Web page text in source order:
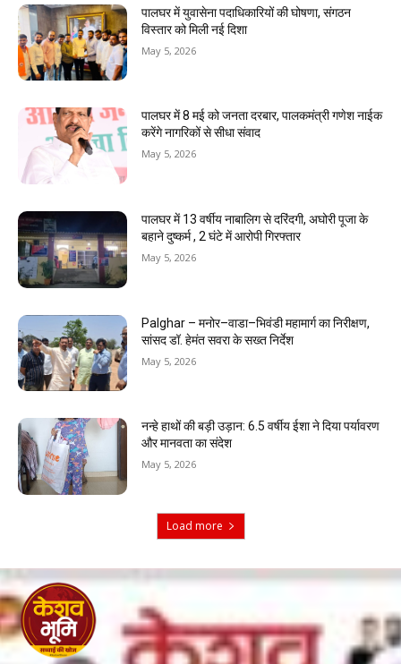
पालघर में युवासेना पदाधिकारियों की घोषणा, संगठन
विस्तार को मिली नई दिशा
May 5, 2026
पालघर में 8 मई को जनता दरबार, पालकमंत्री गणेश नाईक
करेंगे नागरिकों से सीधा संवाद
May 5, 2026
पालघर में 13 वर्षीय नाबालिग से दरिंदगी, अघोरी पूजा के
बहाने दुष्कर्म , 2 घंटे में आरोपी गिरफ्तार
May 5, 2026
Palghar – मनोर–वाडा–भिवंडी महामार्ग का निरीक्षण,
सांसद डॉ. हेमंत सवरा के सख्त निर्देश
May 5, 2026
नन्हे हाथों की बड़ी उड़ान: 6.5 वर्षीय ईशा ने दिया पर्यावरण
और मानवता का संदेश
May 5, 2026
Load more